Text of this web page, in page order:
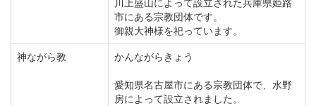
市にある宗教団体です。
御親大神様を祀っています。
神ながら教
かんながらきょう
愛知県名古屋市にある宗教団体で、水野
房によって設立されました。